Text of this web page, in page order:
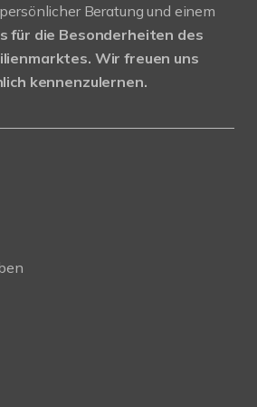
Beratung und einem
für die Besonderheiten des
Wir freuen uns
kennenzulernen.